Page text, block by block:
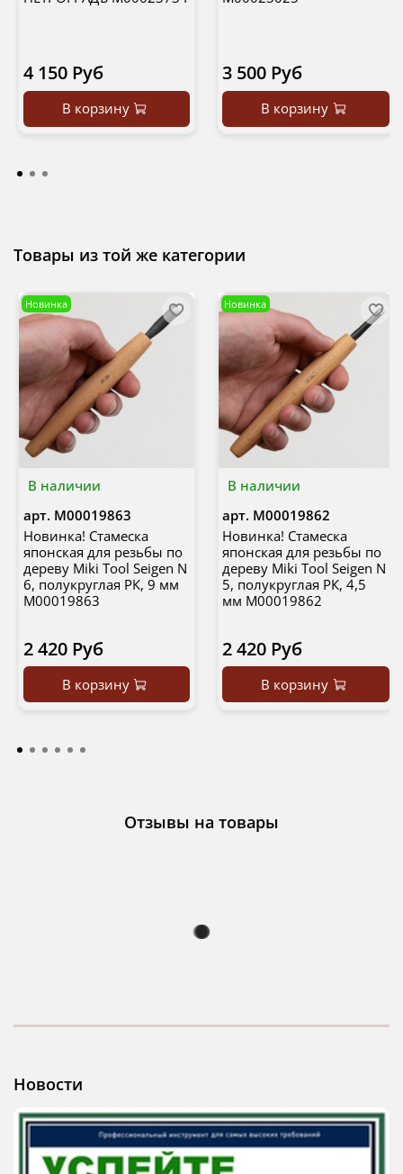
4 150 Руб
В корзину
3 500 Руб
В корзину
Товары из той же категории
В наличии
Новинка
арт. М00019863
Новинка! Стамеска
японская для резьбы по
дереву Miki Tool Seigen N
6, полукруглая РК, 9 мм
М00019863
2 420 Руб
В корзину
В наличии
Новинка
арт. М00019862
Новинка! Стамеска
японская для резьбы по
дереву Miki Tool Seigen N
5, полукруглая РК, 4,5
мм М00019862
2 420 Руб
В корзину
Отзывы на товары
Новости